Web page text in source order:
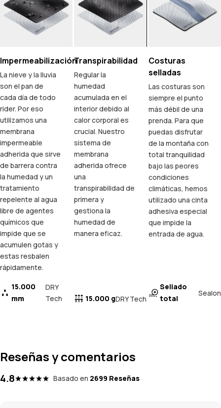
Impermeabilización
La nieve y la lluvia
son el pan de
cada día de todo
rider. Por eso
utilizamos una
membrana
impermeable
adherida que sirve
de barrera contra
la humedad y un
tratamiento
repelente al agua
libre de agentes
químicos que
impide que se
acumulen gotas y
estas resbalen
rápidamente.
15.000
mm
DRY
Tech
Transpirabilidad
Regular la
humedad
acumulada en el
interior debido al
calor corporal es
crucial. Nuestro
sistema de
membrana
adherida ofrece
una
transpirabilidad de
primera y
gestiona la
humedad de
manera eficaz.
15.000 gDRY Tech
Costuras
selladas
Las costuras son
siempre el punto
más débil de una
prenda. Para que
puedas disfrutar
de la montaña con
total tranquilidad
bajo las peores
condiciones
climáticas, hemos
utilizado una cinta
adhesiva especial
que impide la
entrada de agua.
Sellado
total
Sealon
Reseñas y comentarios
4.8 Basado en 2699 Reseñas